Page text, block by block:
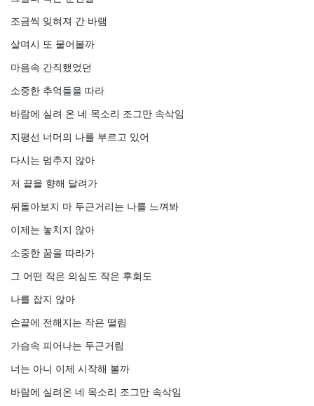
조금씩 잊혀져 간 바램
살며시 또 물어볼까
마음속 간직했었던
소중한 추억들을 따라
바람에 실려 온 네 목소리 조그만 속삭임
지평선 너머의 나를 부르고 있어
다시는 멈추지 않아
저 끝을 향해 달려가
뒤돌아보지 마 두근거리는 나를 느껴봐
이제는 놓치지 않아
소중한 꿈을 따라가
그 어떤 작은 의심도 작은 후회도
나를 잡지 않아
손끝에 전해지는 작은 떨림
가슴속 피어나는 두근거림
너는 아니 이제 시작해 볼까
바람에 실려온 네 목소리 조그만 속삭임